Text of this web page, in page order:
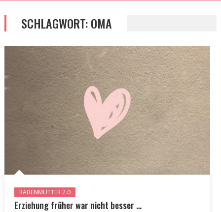
SCHLAGWORT:OMA
RABENMUTTER 2.0
Erziehung früher war nicht besser …